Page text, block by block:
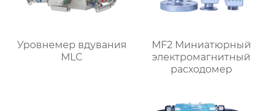
Уровнемер вдувания
MLC
MF2 Миниатюрный
электромагнитный
расходомер